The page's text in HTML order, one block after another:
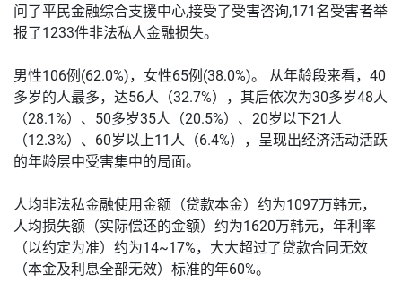
问了平民金融综合支援中心,接受了受害咨询,171名受害者举
报了1233件非法私人金融损失。
男性106例(62.0%)，女性65例(38.0%)。 从年龄段来看，40
多岁的人最多，达56人（32.7%），其后依次为30多岁48人
（28.1%）、50多岁35人（20.5%）、20岁以下21人
（12.3%）、60岁以上11人（6.4%），呈现出经济活动活跃
的年龄层中受害集中的局面。
人均非法私金融使用金额（贷款本金）约为1097万韩元，
人均损失额（实际偿还的金额）约为1620万韩元，年利率
（以约定为准）约为14~17%，大大超过了贷款合同无效
（本金及利息全部无效）标准的年60%。